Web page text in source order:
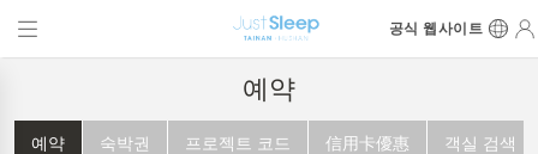
공식 웹사이트
예약
예약 숙박권 프로젝트 코드 信用卡優惠 객실 검색